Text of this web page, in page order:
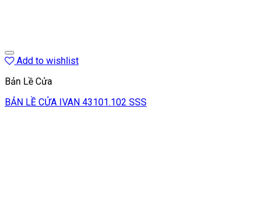
Add to wishlist
Bản Lề Cửa
BẢN LỀ CỬA IVAN 43101.102 SSS